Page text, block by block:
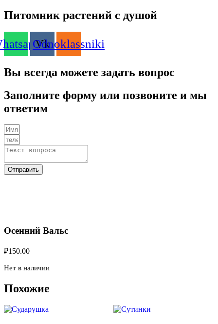
Питомник растений с душой
Vk
Odnoklassniki
Вы всегда можете задать вопрос
Заполните форму или позвоните и мы
ответим
Отправить
Осенний Вальс
₽150.00
Нет в наличии
Похожие